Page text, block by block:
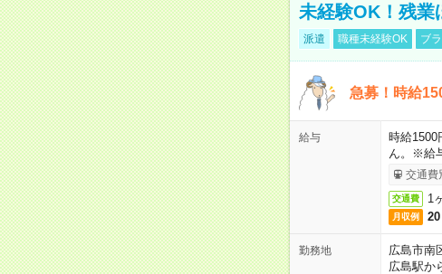
未経験OK！残
派遣 職種未経験OK ブ
急募！時給
給与
時給
ん。※給
交通費
交通費 1
月収例
勤務地
広島市南
広島駅か